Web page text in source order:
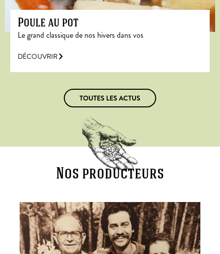
Poule au pot
Le grand classique de nos hivers dans vos
DÉCOUVRIR
TOUTES LES ACTUS
Nos producteurs